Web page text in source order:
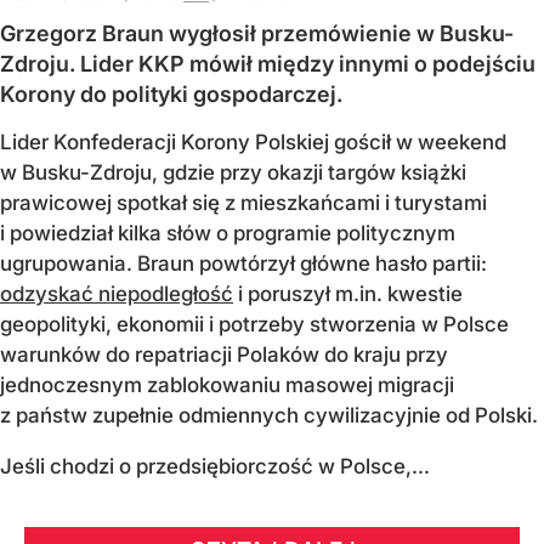
Grzegorz Braun wygłosił przemówienie w Busku-
Zdroju. Lider KKP mówił między innymi o podejściu
Korony do polityki gospodarczej.
Lider Konfederacji Korony Polskiej gościł w weekend
w Busku-Zdroju, gdzie przy okazji targów książki
prawicowej spotkał się z mieszkańcami i turystami
i powiedział kilka słów o programie politycznym
ugrupowania. Braun powtórzył główne hasło partii:
odzyskać niepodległość i poruszył m.in. kwestie
geopolityki, ekonomii i potrzeby stworzenia w Polsce
warunków do repatriacji Polaków do kraju przy
jednoczesnym zablokowaniu masowej migracji
z państw zupełnie odmiennych cywilizacyjnie od Polski.
Jeśli chodzi o przedsiębiorczość w Polsce,...